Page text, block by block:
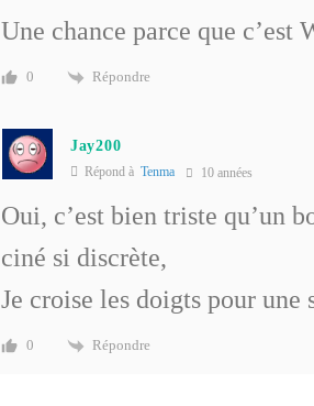
Une chance parce que c’est
0 Répondre
Jay200
Répond à Tenma 10 années
Oui, c’est bien triste qu’un
ciné si discrète,
Je croise les doigts pour une
0 Répondre